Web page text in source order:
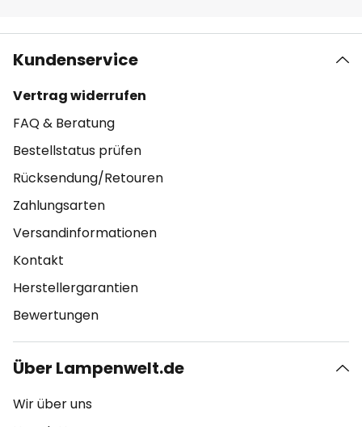
Kundenservice
Vertrag widerrufen
FAQ & Beratung
Bestellstatus prüfen
Rücksendung/Retouren
Zahlungsarten
Versandinformationen
Kontakt
Herstellergarantien
Bewertungen
Über Lampenwelt.de
Wir über uns